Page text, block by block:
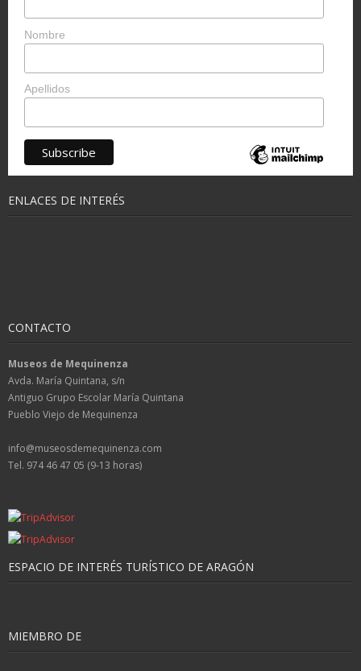
Nombre
Apellidos
ENLACES DE INTERÉS
CONTACTO
Museos de Mequinenza
Avda. María Quintana, s/n
Antiguo Grupo Escolar María Quintana
Pueblo Viejo de Mequinenza
info@museosdemequinenza.com
Tel. 974 46 47 05 (9-13 horas)
ESPACIO DE INTERÉS TURÍSTICO DE ARAGÓN
MIEMBRO DE